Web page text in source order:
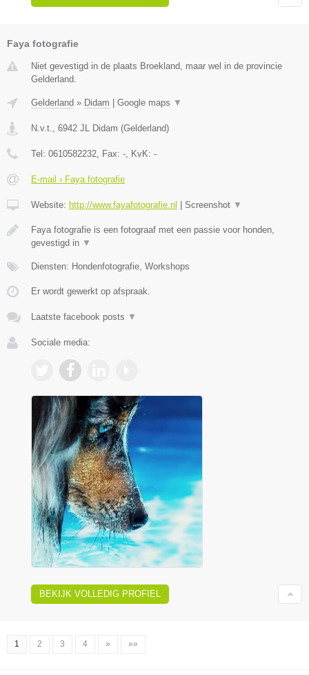
Faya fotografie
Niet gevestigd in de plaats Broekland, maar wel in de provincie
Gelderland.
Gelderland » Didam Google maps ▼
N.v.t. 6942 JL Didam (Gelderland)
Tel: 0610582232 , Fax: - , KvK: -
E-mail › Faya fotografie
Website: http://www.fayafotografie.nl Screenshot ▼
Faya fotografie is een fotograaf met een passie voor honden,
gevestigd in ▼
Diensten: Hondenfotografie, Workshops
Er wordt gewerkt op afspraak.
Laatste facebook posts ▼
Sociale media:
BEKIJK VOLLEDIG PROFIEL
1 2 3 4 » »»